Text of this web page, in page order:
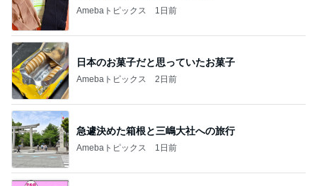
Amebaトピックス 1日前
日本のお菓子だと思っていたお菓子
Amebaトピックス 2日前
急遽決めた箱根と三嶋大社への旅行
Amebaトピックス 1日前